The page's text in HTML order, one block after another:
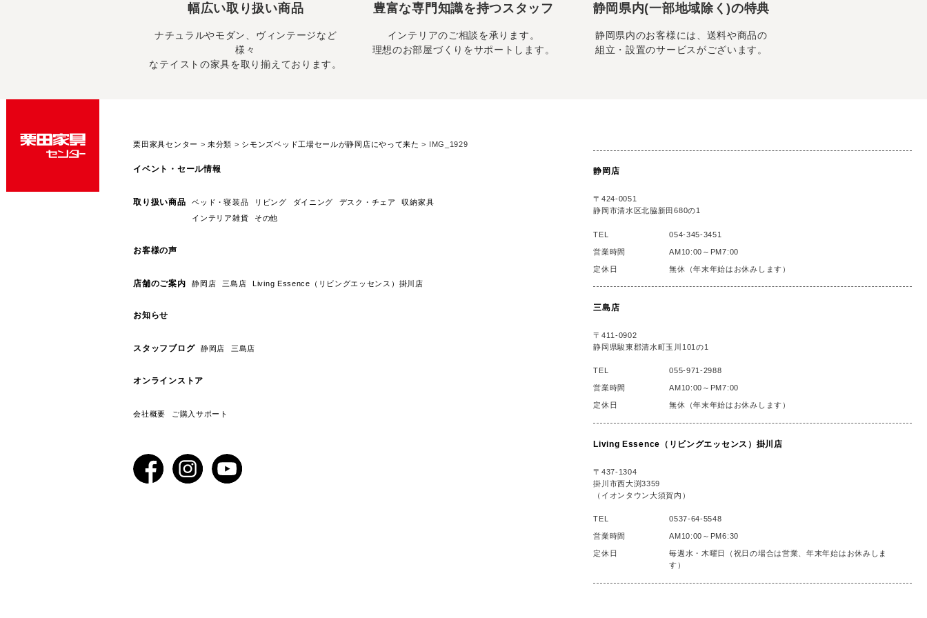
幅広い取り扱い商品
ナチュラルやモダン、ヴィンテージなど
様々
なテイストの家具を取り揃えております。
豊富な専門知識を持つスタッフ
インテリアのご相談を承ります。
理想のお部屋づくりをサポートします。
静岡県内(一部地域除く)の特典
静岡県内のお客様には、送料や商品の
組立・設置のサービスがございます。
栗田家具センター >未分類 > シモンズベッド工場セールが静岡店にやって来た > IMG_1929
イベント・セール情報
取り扱い商品 ベッド・寝装品 リビング ダイニング デスク・チェア
収納家具
インテリア雑貨
その他
お客様の声
店舗のご案内 静岡店 三島店 Living Essence（リビングエッセンス）掛川店
お知らせ
スタッフブログ 静岡店 三島店
オンラインストア
会社概要 ご購入サポート
静岡店
〒424-0051
静岡市清水区北脇新田680の1
TEL 054-345-3451
営業時間 AM10:00～PM7:00
定休日 無休（年末年始はお休みします）
三島店
〒411-0902
静岡県駿東郡清水町玉川101の1
TEL 055-971-2988
営業時間 AM10:00～PM7:00
定休日 無休（年末年始はお休みします）
Living Essence（リビングエッセンス）掛川店
〒437-1304
掛川市西大渕3359
（イオンタウン大須賀内）
TEL 0537-64-5548
営業時間 AM10:00～PM6:30
定休日
毎週水・木曜日（祝日の場合は営業、年末年始はお休みしま
す）